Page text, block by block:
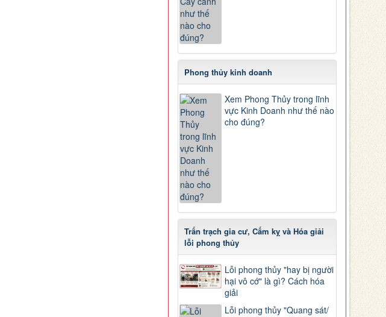
Phong thủy kinh doanh
Xem Phong Thủy trong lĩnh
vực Kinh Doanh như thế nào
cho đúng?
Trấn trạch gia cư, Cấm kỵ và Hóa giải
lỗi phong thủy
Lỗi phong thủy "hay bị người
hại vô cớ" là gì? Cách hóa
giải
Lỗi phong thủy "Quang sát/